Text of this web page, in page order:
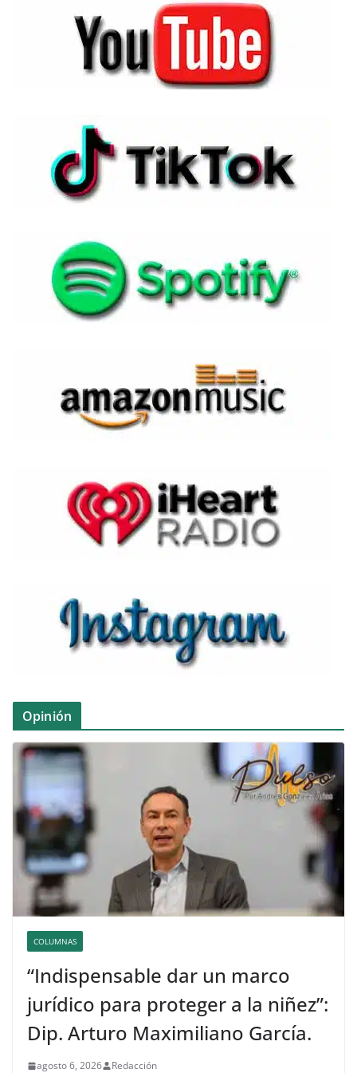
Opinión
COLUMNAS
“Indispensable dar un marco
jurídico para proteger a la niñez”:
Dip. Arturo Maximiliano García.
agosto 6, 2026 Redacción